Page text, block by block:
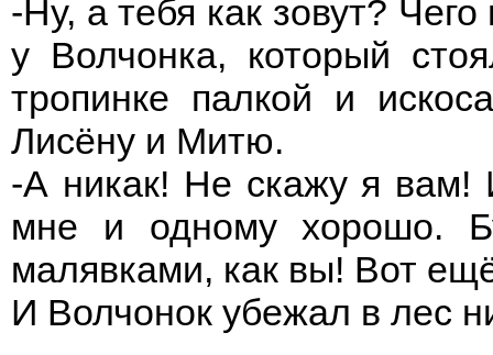
-Ну, а тебя как зовут?
у Волчонка, который
тропинке палкой и
Лисёну и Митю.
-А никак! Не скажу я
мне и одному хорошо.
малявками, как вы! Вот
И Волчонок убежал в лес